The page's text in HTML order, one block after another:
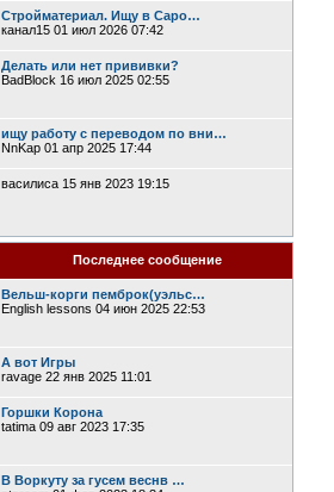
Стройматериал. Ищу в Саро…
канал15 01 июл 2026 07:42
Делать или нет прививки?
BadBlock 16 июл 2025 02:55
ищу работу с переводом по вни…
NnKap 01 апр 2025 17:44
василиса 15 янв 2023 19:15
Последнее сообщение
Вельш-корги пемброк(уэльс…
English lessons 04 июн 2025 22:53
А вот Игры
ravage 22 янв 2025 11:01
Горшки Корона
tatima 09 авг 2023 17:35
В Воркуту за гусем веснв …